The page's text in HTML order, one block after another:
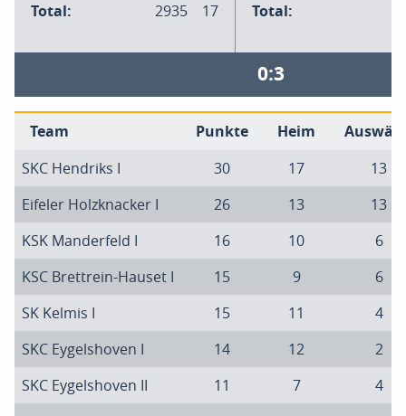
Total:
2935 17
Total:
0:3
Team Punkte Heim
SKC Hendriks I
30 17
13
Eifeler Holzknacker I
26 13
13
KSK Manderfeld I
16 10
6
KSC Brettrein-Hauset I
15 9
6
SK Kelmis I
15 11
4
SKC Eygelshoven I
14 12
2
SKC Eygelshoven II
11 7
4